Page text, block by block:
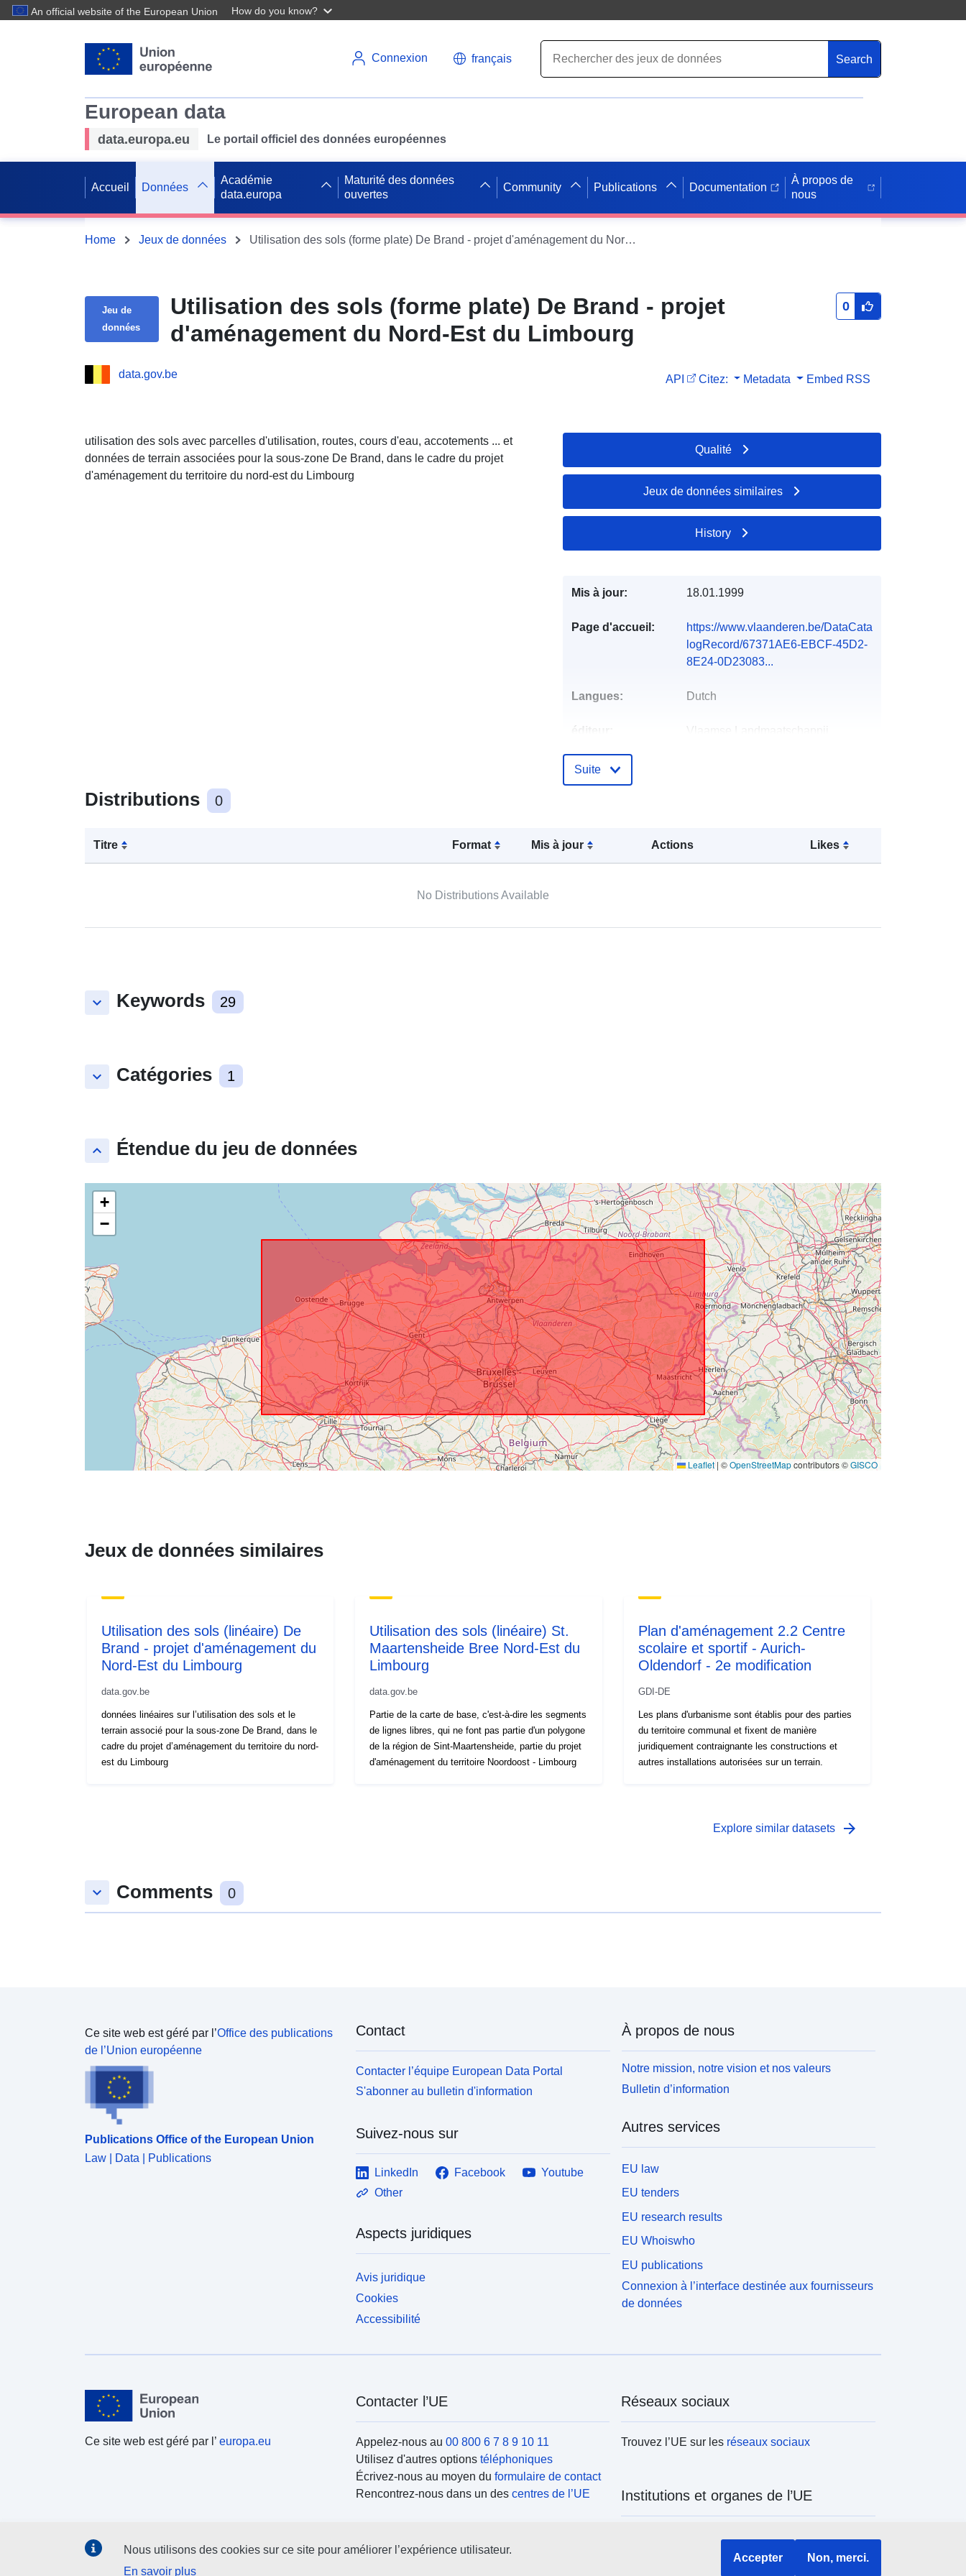
An official website of the European Union How do you know?
Connexion français Search
European data
data.europa.eu Le portail officiel des données européennes
Accueil Données
Académie
data.europa
Maturité des données
ouvertes
Community Publications Documentation
À propos de
nous
Home Jeux de données Utilisation des sols (forme plate) De Brand - projet d'aménagement du Nord-Est du Limbourg
Jeu de
données
Utilisation des sols (forme plate) De Brand - projet
d'aménagement du Nord-Est du Limbourg
0
data.gov.be API Citez: Metadata Embed RSS
utilisation des sols avec parcelles d'utilisation, routes, cours d'eau, accotements ... et
données de terrain associées pour la sous-zone De Brand, dans le cadre du projet
d'aménagement du territoire du nord-est du Limbourg
Distributions 0
Titre Format Mis à jour Actions Likes
No Distributions Available
keyboard_arrow_down Keywords 29
keyboard_arrow_down Catégories 1
keyboard_arrow_up Étendue du jeu de données
+
−
Leaflet | ©OpenStreetMapcontributors ©GISCO
Qualité
Jeux de données similaires
History
Mis à jour: 18.01.1999
Page d'accueil:
https://www.vlaanderen.be/DataCata
logRecord/67371AE6-EBCF-45D2-
8E24-0D23083...
Langues: Dutch
Vlaamse Landmaatschappij
Points de
contact:
Provenance: Ressource: http://data.gov.be/.well-
known/genid/prov/b257ed45d8367d
a4b8d867979bf5349ca...
Identificateurs:
17C1DFF0-0D4A-4515-921E-
BC8BC145A167
Autres
identificateurs:
uriRef:
http://data.europa.eu/88u/dataset/17
c1dff0-0d4a-4515-921e-
bc8bc145a167
Droits d'accès: non-public
Suite
Jeux de données similaires
Utilisation des sols (linéaire) De
Brand - projet d'aménagement du
Nord-Est du Limbourg
data.gov.be
données linéaires sur l’utilisation des sols et le
terrain associé pour la sous-zone De Brand, dans le
cadre du projet d’aménagement du territoire du nord-
est du Limbourg
Utilisation des sols (linéaire) St.
Maartensheide Bree Nord-Est du
Limbourg
data.gov.be
Partie de la carte de base, c'est-à-dire les segments
de lignes libres, qui ne font pas partie d'un polygone
de la région de Sint-Maartensheide, partie du projet
d'aménagement du territoire Noordoost - Limbourg
Plan d'aménagement 2.2 Centre
scolaire et sportif - Aurich-
Oldendorf - 2e modification
GDI-DE
Les plans d'urbanisme sont établis pour des parties
du territoire communal et fixent de manière
juridiquement contraignante les constructions et
autres installations autorisées sur un terrain.
Explore similar datasets arrow_forward
keyboard_arrow_down Comments 0
Ce site web est géré par l’Office des publications
de l’Union européenne
Publications Office of the European Union
Law | Data | Publications
Contact
Contacter l’équipe European Data Portal
S'abonner au bulletin d'information
Suivez-nous sur
LinkedIn Facebook
Youtube
Other
Aspects juridiques
Avis juridique
Cookies
Accessibilité
À propos de nous
Notre mission, notre vision et nos valeurs
Bulletin d’information
Autres services
EU law
EU tenders
EU research results
EU Whoiswho
EU publications
Connexion à l’interface destinée aux fournisseurs
de données
Ce site web est géré par l’ europa.eu
Contacter l’UE
Appelez-nous au 00 800 6 7 8 9 10 11
Utilisez d'autres options téléphoniques
Écrivez-nous au moyen du formulaire de contact
Rencontrez-nous dans un des centres de l’UE
Réseaux sociaux
Trouvez l’UE sur les réseaux sociaux
Institutions et organes de l’UE
Nous utilisons des cookies sur ce site pour améliorer l’expérience utilisateur.
En savoir plus
Accepter Non, merci.